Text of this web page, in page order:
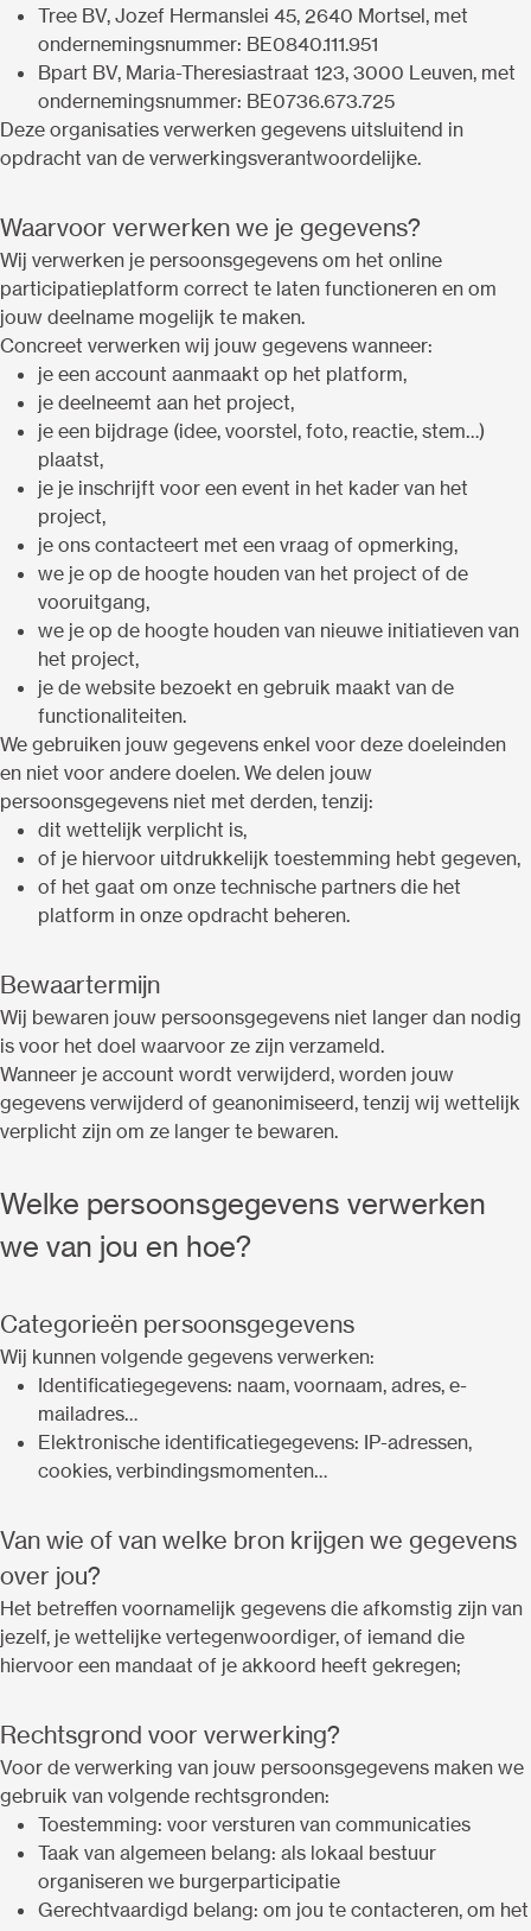
Tree BV, Jozef Hermanslei 45, 2640 Mortsel, met
ondernemingsnummer: BE0840.111.951
Bpart BV, Maria-Theresiastraat 123, 3000 Leuven, met
ondernemingsnummer: BE0736.673.725
Deze organisaties verwerken gegevens uitsluitend in
opdracht van de verwerkingsverantwoordelijke.
Waarvoor verwerken we je gegevens?
Wij verwerken je persoonsgegevens om het online
participatieplatform correct te laten functioneren en om
jouw deelname mogelijk te maken.
Concreet verwerken wij jouw gegevens wanneer:
je een account aanmaakt op het platform,
je deelneemt aan het project,
je een bijdrage (idee, voorstel, foto, reactie, stem…)
plaatst,
je je inschrijft voor een event in het kader van het
project,
je ons contacteert met een vraag of opmerking,
we je op de hoogte houden van het project of de
vooruitgang,
we je op de hoogte houden van nieuwe initiatieven van
het project,
je de website bezoekt en gebruik maakt van de
functionaliteiten.
We gebruiken jouw gegevens enkel voor deze doeleinden
en niet voor andere doelen. We delen jouw
persoonsgegevens niet met derden, tenzij:
dit wettelijk verplicht is,
of je hiervoor uitdrukkelijk toestemming hebt gegeven,
of het gaat om onze technische partners die het
platform in onze opdracht beheren.
Bewaartermijn
Wij bewaren jouw persoonsgegevens niet langer dan nodig
is voor het doel waarvoor ze zijn verzameld.
Wanneer je account wordt verwijderd, worden jouw
gegevens verwijderd of geanonimiseerd, tenzij wij wettelijk
verplicht zijn om ze langer te bewaren.
Welke persoonsgegevens verwerken
we van jou en hoe?
Categorieën persoonsgegevens
Wij kunnen volgende gegevens verwerken:
Identificatiegegevens: naam, voornaam, adres, e-
mailadres…
Elektronische identificatiegegevens: IP-adressen,
cookies, verbindingsmomenten…
Van wie of van welke bron krijgen we gegevens
over jou?
Het betreffen voornamelijk gegevens die afkomstig zijn van
jezelf, je wettelijke vertegenwoordiger, of iemand die
hiervoor een mandaat of je akkoord heeft gekregen;
Rechtsgrond voor verwerking?
Voor de verwerking van jouw persoonsgegevens maken we
gebruik van volgende rechtsgronden:
Toestemming: voor versturen van communicaties
Taak van algemeen belang: als lokaal bestuur
organiseren we burgerparticipatie
Gerechtvaardigd belang: om jou te contacteren, om het